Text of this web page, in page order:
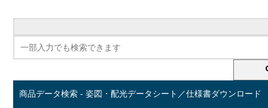
商品データ検索 - 姿図・配光データシート／仕様書ダウンロード